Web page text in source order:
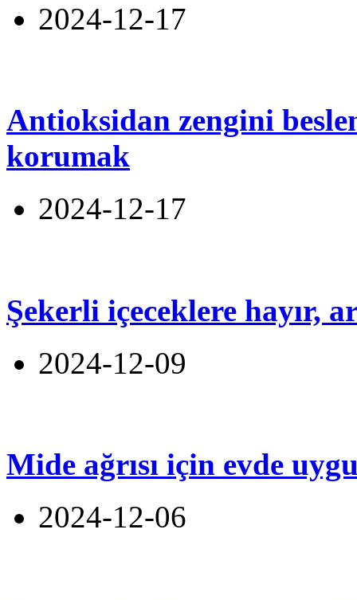
2024-12-17
Antioksidan zengini
korumak
2024-12-17
Şekerli içeceklere hayır,
2024-12-09
Mide ağrısı için evde
2024-12-06